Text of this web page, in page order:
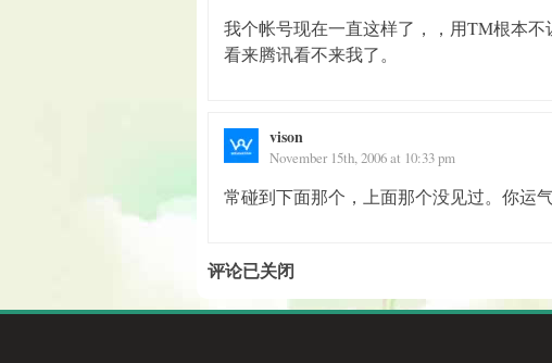
我个帐号现在一直这样了，，用TM根本不
看来腾讯看不来我了。
vison
November 15th, 2006 at 10:33 pm
常碰到下面那个，上面那个没见过。你运气
评论已关闭